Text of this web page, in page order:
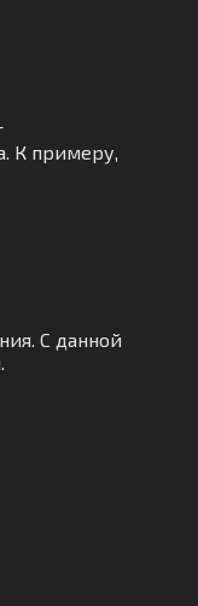
К примеру,
С данной